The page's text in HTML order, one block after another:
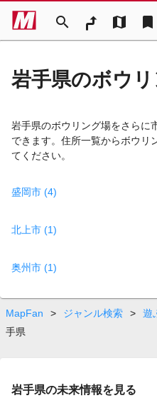
search map bookmark
岩手県のボウ
岩手県のボウリング場をさらに
できます。住所一覧からボウリ
てください。
盛岡市 (4)
北上市 (1)
奥州市 (1)
MapFan > ジャンル検索 > 遊
手県
岩手県の未来情報を見る